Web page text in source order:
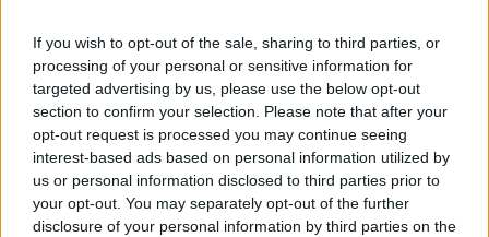
If you wish to opt-out of the sale, sharing to third parties, or
processing of your personal or sensitive information for
targeted advertising by us, please use the below opt-out
section to confirm your selection. Please note that after your
opt-out request is processed you may continue seeing
interest-based ads based on personal information utilized by
us or personal information disclosed to third parties prior to
your opt-out. You may separately opt-out of the further
disclosure of your personal information by third parties on the